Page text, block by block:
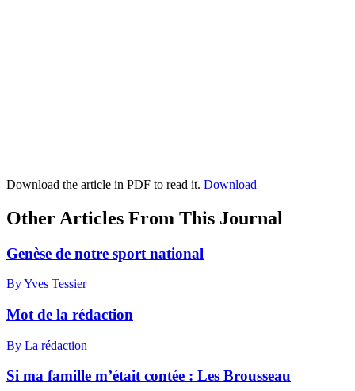
Download the article in PDF to read it. Download
Other Articles From This Journal
Genèse de notre sport national
By Yves Tessier
Mot de la rédaction
By La rédaction
Si ma famille m’était contée : Les Brousseau